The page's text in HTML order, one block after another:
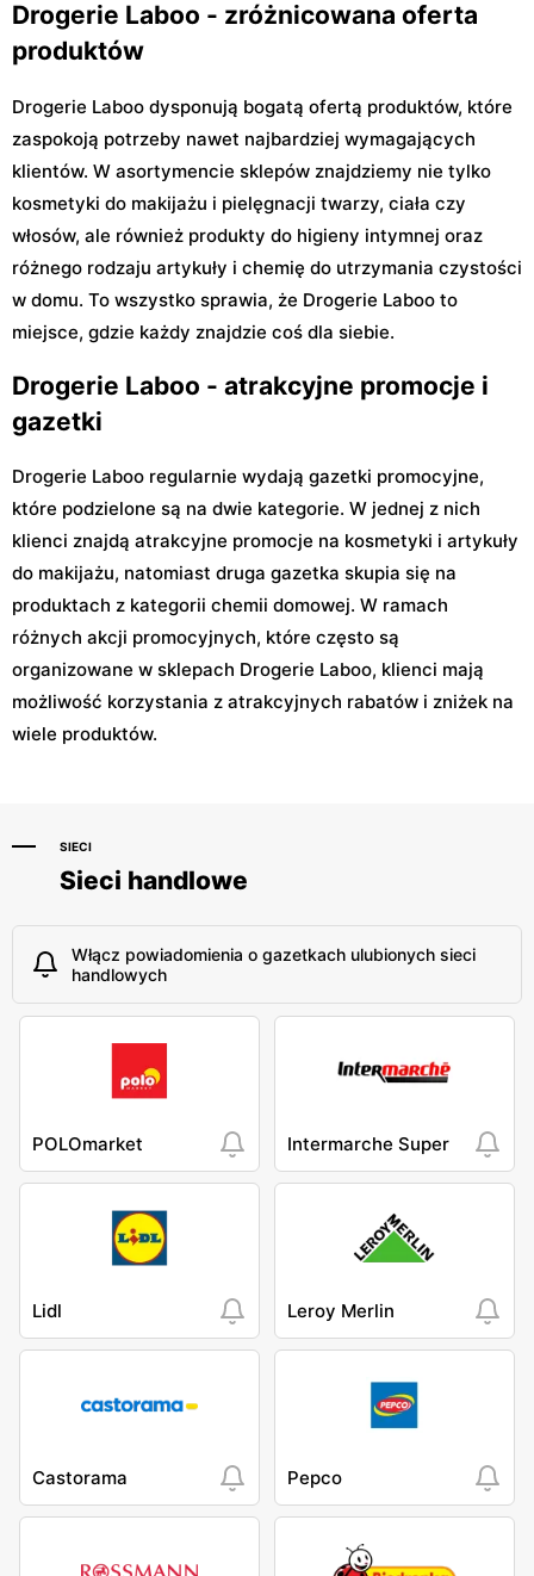
Drogerie Laboo - zróżnicowana oferta
produktów
Drogerie Laboo dysponują bogatą ofertą produktów, które
zaspokoją potrzeby nawet najbardziej wymagających
klientów. W asortymencie sklepów znajdziemy nie tylko
kosmetyki do makijażu i pielęgnacji twarzy, ciała czy
włosów, ale również produkty do higieny intymnej oraz
różnego rodzaju artykuły i chemię do utrzymania czystości
w domu. To wszystko sprawia, że Drogerie Laboo to
miejsce, gdzie każdy znajdzie coś dla siebie.
Drogerie Laboo - atrakcyjne promocje i
gazetki
Drogerie Laboo regularnie wydają gazetki promocyjne,
które podzielone są na dwie kategorie. W jednej z nich
klienci znajdą atrakcyjne promocje na kosmetyki i artykuły
do makijażu, natomiast druga gazetka skupia się na
produktach z kategorii chemii domowej. W ramach
różnych akcji promocyjnych, które często są
organizowane w sklepach Drogerie Laboo, klienci mają
możliwość korzystania z atrakcyjnych rabatów i zniżek na
wiele produktów.
SIECI
Sieci handlowe
Włącz powiadomienia o gazetkach ulubionych sieci
handlowych
POLOmarket Intermarche Super
Lidl Leroy Merlin
Castorama Pepco